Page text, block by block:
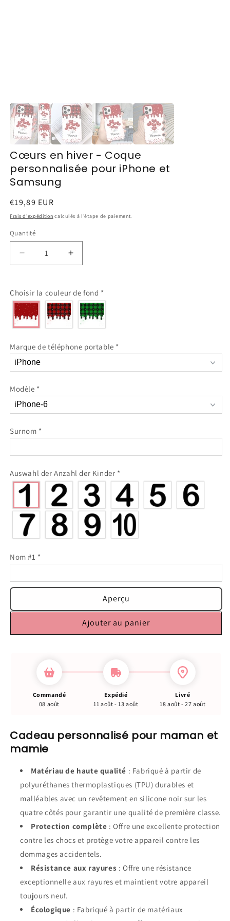
Cœurs en hiver - Coque
personnalisée pour iPhone et
Samsung
Prix
habituel
€19,89 EUR
Frais d'expédition calculés à l'étape de paiement.
Quantité
Réduire
la
de
Cœurs
en
hiver
Coque
personnalisée
pour
et
Samsung
Augmenter
la
de
Cœurs
en
hiver
Coque
personnalisée
Samsung
Choisir la couleur de fond *
Marque de téléphone portable *
Modèle *
Surnom *
Auswahl der Anzahl der Kinder *
Nom #1 *
Aperçu
Ajouter au panier
Commandé
08 août
Expédié
11 août - 13 août
Livré
18 août - 27 août
Cadeau personnalisé pour maman et
mamie
Matériau de haute qualité : Fabriqué à partir de
polyuréthanes thermoplastiques (TPU) durables et
malléables avec un revêtement en silicone noir sur les
quatre côtés pour garantir une qualité de première classe.
Protection complète : Offre une excellente protection
contre les chocs et protège votre appareil contre les
dommages accidentels.
Résistance aux rayures : Offre une résistance
exceptionnelle aux rayures et maintient votre appareil
toujours neuf.
Écologique : Fabriqué à partir de matériaux